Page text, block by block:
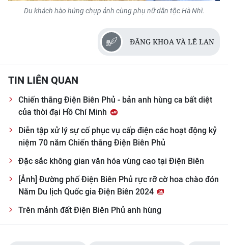
Du khách hào hứng chụp ảnh cùng phụ nữ dân tộc Hà Nhì.
ĐĂNG KHOA VÀ LÊ LAN
TIN LIÊN QUAN
Chiến thắng Điện Biên Phủ - bản anh hùng ca bất diệt
của thời đại Hồ Chí Minh
Diễn tập xử lý sự cố phục vụ cấp điện các hoạt động kỷ
niệm 70 năm Chiến thắng Điện Biên Phủ
Đặc sắc không gian văn hóa vùng cao tại Điện Biên
[Ảnh] Đường phố Điện Biên Phủ rực rỡ cờ hoa chào đón
Năm Du lịch Quốc gia Điện Biên 2024
Trên mảnh đất Điện Biên Phủ anh hùng